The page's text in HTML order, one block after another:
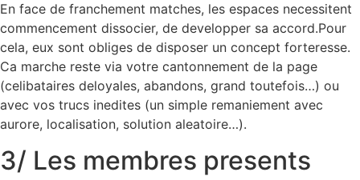
En face de franchement matches, les espaces necessitent
commencement dissocier, de developper sa accord.Pour
cela, eux sont obliges de disposer un concept forteresse.
Ca marche reste via votre cantonnement de la page
(celibataires deloyales, abandons, grand toutefois…) ou
avec vos trucs inedites (un simple remaniement avec
aurore, localisation, solution aleatoire…).
3/ Les membres presents